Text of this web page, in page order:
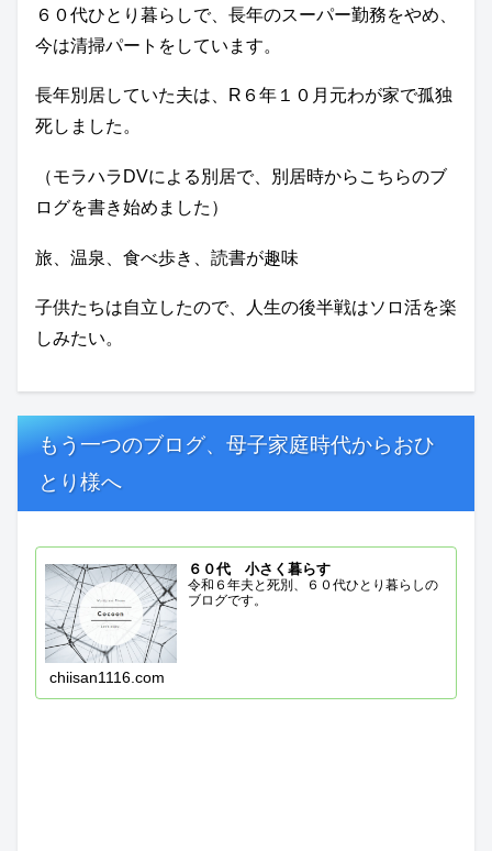
６０代ひとり暮らしで、長年のスーパー勤務をやめ、
今は清掃パートをしています。
長年別居していた夫は、R６年１０月元わが家で孤独
死しました。
（モラハラDVによる別居で、別居時からこちらのブ
ログを書き始めました）
旅、温泉、食べ歩き、読書が趣味
子供たちは自立したので、人生の後半戦はソロ活を楽
しみたい。
もう一つのブログ、母子家庭時代からおひ
とり様へ
６０代 小さく暮らす
令和６年夫と死別、６０代ひとり暮らしの
ブログです。
chiisan1116.com